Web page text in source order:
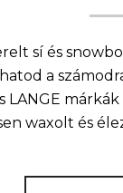
sí és
a
LANGE
waxolt és